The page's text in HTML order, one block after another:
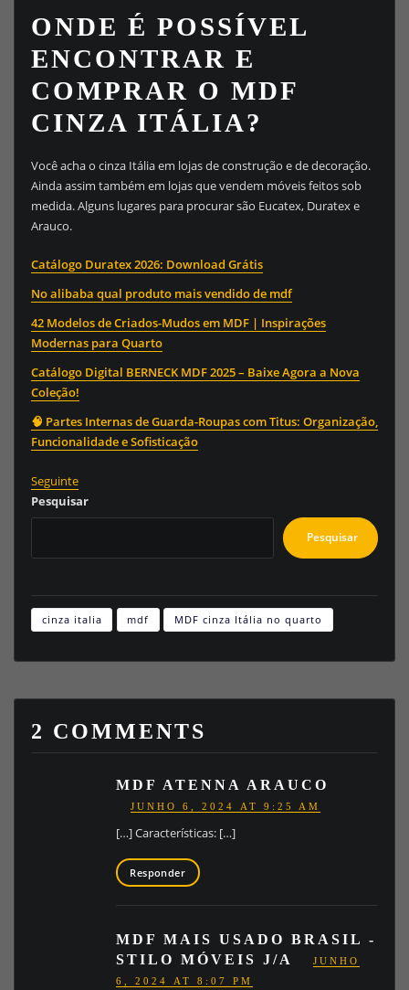
ONDE É POSSÍVEL
ENCONTRAR E
COMPRAR O MDF
CINZA ITÁLIA?
Você acha o cinza Itália em lojas de construção e de decoração.
Ainda assim também em lojas que vendem móveis feitos sob
medida. Alguns lugares para procurar são Eucatex, Duratex e
Arauco.
Catálogo Duratex 2026: Download Grátis
No alibaba qual produto mais vendido de mdf
42 Modelos de Criados-Mudos em MDF | Inspirações
Modernas para Quarto
Catálogo Digital BERNECK MDF 2025 – Baixe Agora a Nova
Coleção!
🧠 Partes Internas de Guarda-Roupas com Titus: Organização,
Funcionalidade e Sofisticação
Seguinte
Pesquisar
Pesquisar
cinza italia mdf MDF cinza Itália no quarto
2 COMMENTS
MDF ATENNA ARAUCO
JUNHO 6, 2024 AT 9:25 AM
[…] Características: […]
Responder
MDF MAIS USADO BRASIL -
STILO MÓVEIS J/A
JUNHO
6, 2024 AT 8:07 PM